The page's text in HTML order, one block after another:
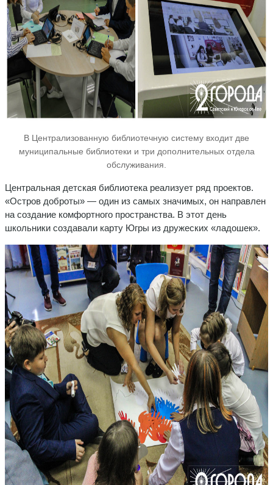
В Централизованную библиотечную систему входит две
муниципальные библиотеки и три дополнительных отдела
обслуживания.
Центральная детская библиотека реализует ряд проектов.
«Остров доброты» — один из самых значимых, он направлен
на создание комфортного пространства. В этот день
школьники создавали карту Югры из дружеских «ладошек».